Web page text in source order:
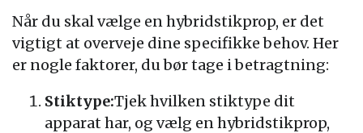
Når du skal vælge en hybridstikprop, er det
vigtigt at overveje dine specifikke behov. Her
er nogle faktorer, du bør tage i betragtning:
Stiktype:Tjek hvilken stiktype dit
apparat har, og vælg en hybridstikprop,